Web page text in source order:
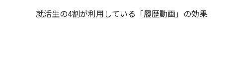
就活生の4割が利用している「履歴動画」の効果